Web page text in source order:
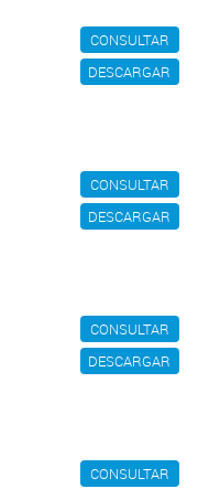
CONSULTAR
DESCARGAR
CONSULTAR
DESCARGAR
CONSULTAR
DESCARGAR
CONSULTAR